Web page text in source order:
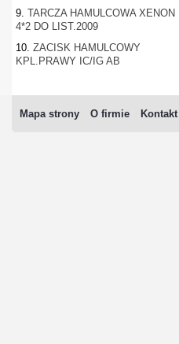
9. TARCZA HAMULCOWA XENON
4*2 DO LIST.2009
10. ZACISK HAMULCOWY
KPL.PRAWY IC/IG AB
Mapa strony O firmie Kontakt